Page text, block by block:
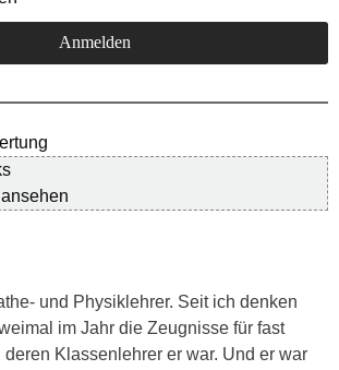
und Physiklehrer. Seit ich denken
im Jahr die Zeugnisse für fast
deren Klassenlehrer er war. Und er war